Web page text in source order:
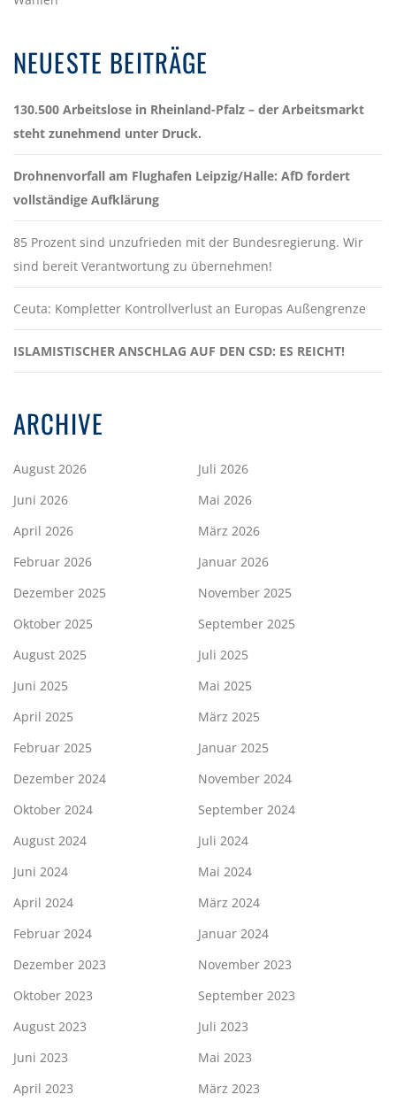
NEUESTE BEITRÄGE
130.500 Arbeitslose in Rheinland-Pfalz – der Arbeitsmarkt
steht zunehmend unter Druck.
Drohnenvorfall am Flughafen Leipzig/Halle: AfD fordert
vollständige Aufklärung
85 Prozent sind unzufrieden mit der Bundesregierung. Wir
sind bereit Verantwortung zu übernehmen!
Ceuta: Kompletter Kontrollverlust an Europas Außengrenze
ISLAMISTISCHER ANSCHLAG AUF DEN CSD: ES REICHT!
ARCHIVE
August 2026
Juli 2026
Juni 2026
Mai 2026
April 2026
März 2026
Februar 2026
Januar 2026
Dezember 2025
November 2025
Oktober 2025
September 2025
August 2025
Juli 2025
Juni 2025
Mai 2025
April 2025
März 2025
Februar 2025
Januar 2025
Dezember 2024
November 2024
Oktober 2024
September 2024
August 2024
Juli 2024
Juni 2024
Mai 2024
April 2024
März 2024
Februar 2024
Januar 2024
Dezember 2023
November 2023
Oktober 2023
September 2023
August 2023
Juli 2023
Juni 2023
Mai 2023
April 2023
März 2023